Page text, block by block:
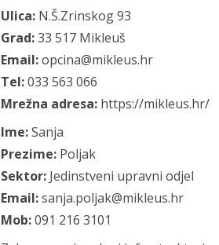
Ulica: N.Š.Zrinskog93
Grad:33 517 Mikleuš
Email:opcina@mikleus.hr
Tel:033 563 066
Mrežna adresa: https://mikleus.hr/
Ime:Sanja
Prezime: Poljak
Sektor: Jedinstveni upravni odjel
Email:sanja.poljak@mikleus.hr
Mob:091 216 3101